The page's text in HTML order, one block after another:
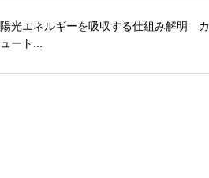
光エネルギーを吸収する仕組み解明 カ
ート...